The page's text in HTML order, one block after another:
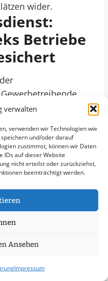
verwalten
verwenden wir Technologien wie
und/oder darauf
zustimmst, können wir Daten
IDs auf dieser Website
nicht erteilst oder zurückziehst,
beeinträchtigt werden.
Ansehen
Impressum
wider.
Betriebe
rund um die Uhr
zu
eine
in betrieblichen
dass Unternehmen
selbst
Durch
der